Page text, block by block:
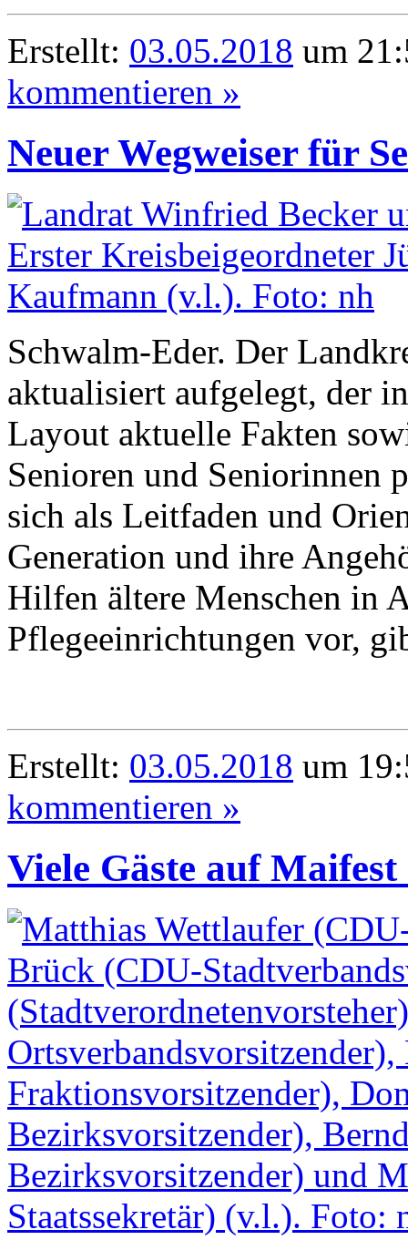
Erstellt: 03.05.2018 um
kommentieren »
Neuer Wegweiser für
Schwalm-Eder. Der
aktualisiert aufgelegt, der
Layout aktuelle Fakten
Senioren und Seniorinnen
sich als Leitfaden und
Generation und ihre
Hilfen ältere Menschen in
Pflegeeinrichtungen vor,
Erstellt: 03.05.2018 um
kommentieren »
Viele Gäste auf